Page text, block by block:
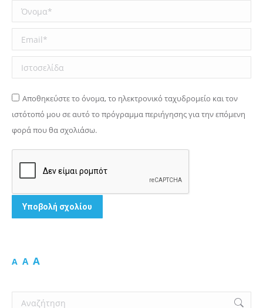
Όνομα *
Email *
Ιστοσελίδα
Αποθηκεύστε το όνομα, το ηλεκτρονικό ταχυδρομείο και τον
ιστότοπό μου σε αυτό το πρόγραμμα περιήγησης για την επόμενη
φορά που θα σχολιάσω.
Υποβολή σχολίου
A A A
Search: